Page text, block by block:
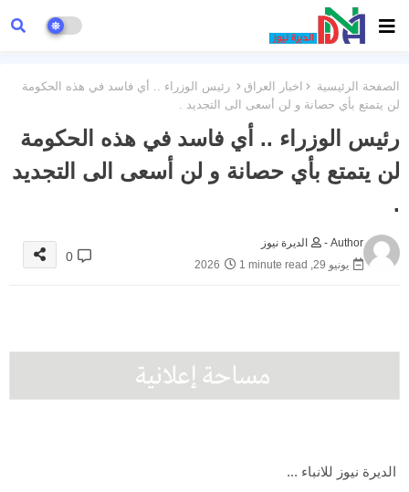
الصفحة الرئيسية اخبار العراق
رئيس الوزراء .. أي فاسد في هذه الحكومة
لن يتمتع بأي حصانة و لن أسعى الى التجديد .
رئيس الوزراء .. أي فاسد في هذه الحكومة
لن يتمتع بأي حصانة و لن أسعى الى التجديد
.
Author -
الديرة نيوز
يونيو 29, 2026
1 minute read
0
الديرة نيوز للانباء ...